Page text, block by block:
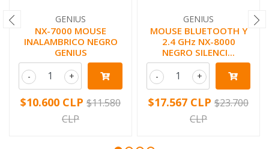
GENIUS
NX-7000 MOUSE
INALAMBRICO NEGRO
GENIUS
+
-
$10.600 CLP $11.580
CLP
GENIUS
MOUSE BLUETOOTH Y
2.4 GHz NX-8000
NEGRO SILENCI...
+
-
$17.567 CLP $23.700
CLP